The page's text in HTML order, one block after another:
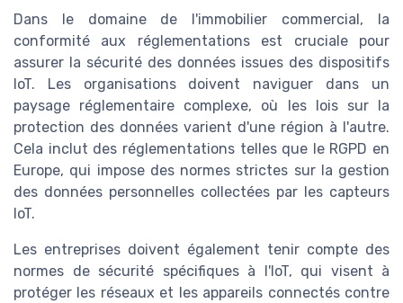
Dans le domaine de l'immobilier commercial, la
conformité aux réglementations est cruciale pour
assurer la sécurité des données issues des dispositifs
IoT. Les organisations doivent naviguer dans un
paysage réglementaire complexe, où les lois sur la
protection des données varient d'une région à l'autre.
Cela inclut des réglementations telles que le RGPD en
Europe, qui impose des normes strictes sur la gestion
des données personnelles collectées par les capteurs
IoT.
Les entreprises doivent également tenir compte des
normes de sécurité spécifiques à l'IoT, qui visent à
protéger les réseaux et les appareils connectés contre